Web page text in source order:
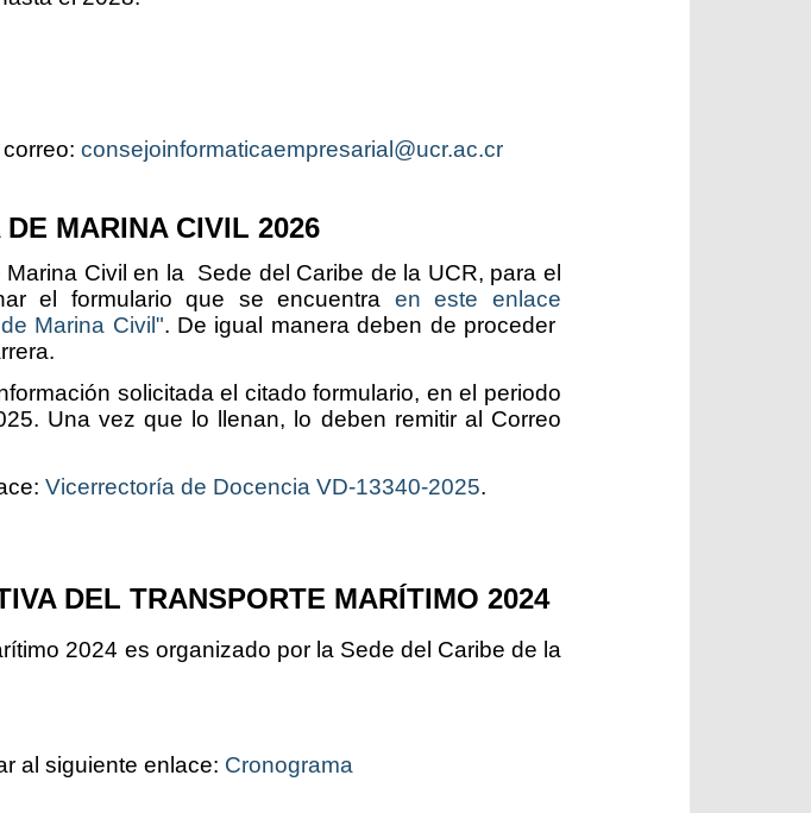
consejoinformaticaempresarial@ucr.ac.cr
MARINA CIVIL 2026
Civil en la Sede del Caribe de la UCR, para el
el formulario que se encuentra en este enlace
Marina Civil". De igual manera deben de proceder
solicitada el citado formulario, en el periodo
Una vez que lo llenan, lo deben remitir al Correo
Vicerrectoría de Docencia VD-13340-2025.
DEL TRANSPORTE MARÍTIMO 2024
2024 es organizado por la Sede del Caribe de la
al siguiente enlace: Cronograma